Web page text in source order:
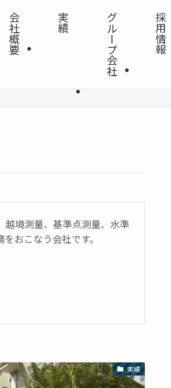
会社概要 実績 グループ会社 採用情報
越境測量、基準点測量、水準
おこなう会社です。
実績